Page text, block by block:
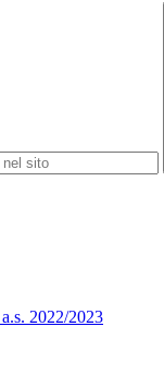
2022/2023